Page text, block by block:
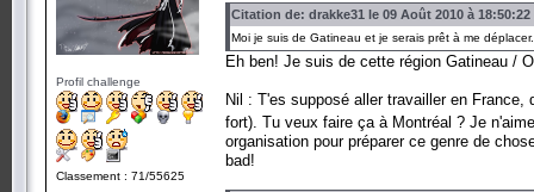
Profil challenge
Classement : 71/55625
Citation de: drakke31 le 09 Août 2010 à 18:50:22
Moi je suis de Gatineau et je serais prêt à me
Eh ben! Je suis de cette région Gatineau /
Nil : T'es supposé aller travailler en
fort). Tu veux faire ça à Montréal ? Je
organisation pour préparer ce genre de
bad!